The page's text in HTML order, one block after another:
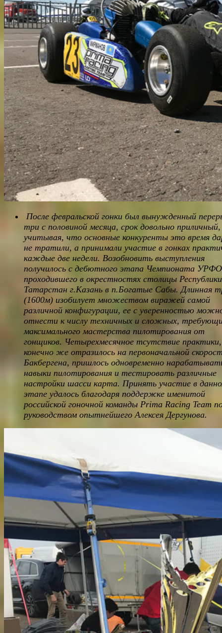
После февральской гонки был вынужденный
три с половиной месяца, срок довольно приличный,
учитывая, что основные конкуренты это время
не тратили, а принимали участие в гонках
каждые две недели. Возобновить выступления
получилось с дебютного этапа Чемпионата
проходившего в окрестностях столицы Республики
Татарстан г.Казань в п.Богатые Сабы. Длинная
(1600м) изобилует множеством виражей самой
различной конфигурации, ее с уверенностью
отнести к числу техничных и сложных,
максимального мастерства пилотирования от
гонщиков. Четырехмесячное тсутствие практики,
конечно же отразилось на первоначальной
Бакбергена, пришлось одновременно
навыки пилотирования и тестировать различные
настройки шасси карта. Принять участие в
этапе удалось благодаря поддержке именитой
российской гоночной команды Prima Racing Team
руководством опытнейшего Алексея Дергунова.